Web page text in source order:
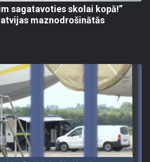
sagatavoties skolai kopā!”
maznodrošinātās